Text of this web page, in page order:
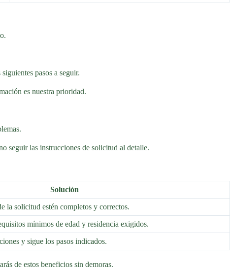
pasos a seguir.
es nuestra prioridad.
seguir las instrucciones de solicitud al detalle.
Solución
la solicitud estén completos y correctos.
mínimos de edad y residencia exigidos.
y sigue los pasos indicados.
de estos beneficios sin demoras.